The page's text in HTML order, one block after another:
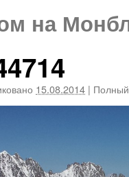
на
15.08.2014 |